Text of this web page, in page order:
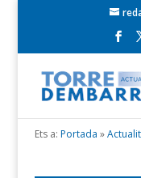
Ets a: Portada »